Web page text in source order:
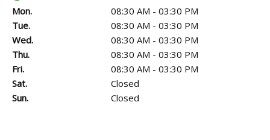
Mon.
08:30 AM - 03:30 PM
Tue.
08:30 AM - 03:30 PM
Wed.
08:30 AM - 03:30 PM
Thu.
08:30 AM - 03:30 PM
Fri.
08:30 AM - 03:30 PM
Sat.
Closed
Sun.
Closed